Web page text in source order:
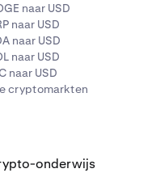
naar USD
naar USD
naar USD
naar USD
naar USD
cryptomarkten
onderwijs